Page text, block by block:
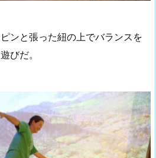
ンと張った紐の上でバランスを
びだ。